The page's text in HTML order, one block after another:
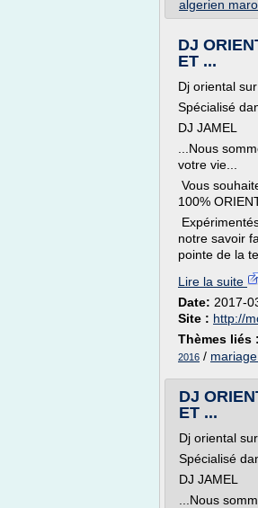
algerien
DJ
ET ...
Dj oriental
Spécialisé
DJ JAMEL
...Nous
votre vie...
Vous
100%
notre savoir
pointe de la
Lire la suite
Date: 2017-
Site : http://
Thèmes liés :
2016 /
DJ
ET ...
Dj oriental
Spécialisé
DJ JAMEL
...Nous